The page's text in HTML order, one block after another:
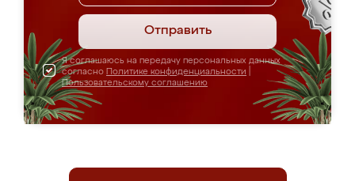
Отправить
Я соглашаюсь на передачу персональных данных
согласно Политике конфиденциальности
Пользовательскому соглашению